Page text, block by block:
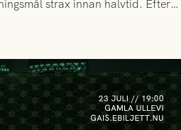
strax innan halvtid. Efter
Nordsjälland tilläts ha mer av
& Lasse Ekström